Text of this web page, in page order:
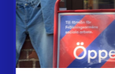
Inlämningsplatser
Om Myrorna
Lediga jobb
Pressrum